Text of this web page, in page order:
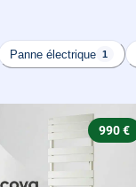
Panne électrique 1
990 €